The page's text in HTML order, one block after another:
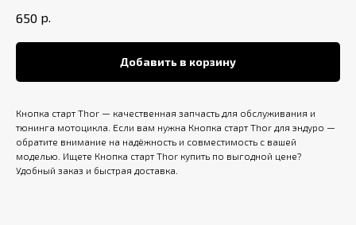
650 р.
Добавить в корзину
Кнопка старт Thor — качественная запчасть для обслуживания и
тюнинга мотоцикла. Если вам нужна Кнопка старт Thor для эндуро —
обратите внимание на надёжность и совместимость с вашей
моделью. Ищете Кнопка старт Thor купить по выгодной цене?
Удобный заказ и быстрая доставка.